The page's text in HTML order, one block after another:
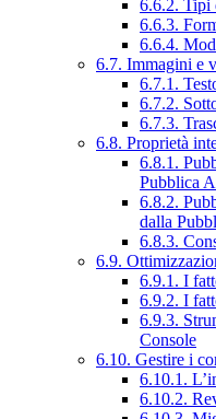
6.6.2. Tipi
6.6.3.
6.6.4.
6.7. Immagini e
6.7.1.
6.7.2.
6.7.3.
6.8. Proprietà
6.8.1.
Pubblica
6.8.2.
dalla
6.8.3.
6.9.
6.9.1. I
6.9.2. I
6.9.3.
Console
6.10. Gestire i
6.10.1.
6.10.2.